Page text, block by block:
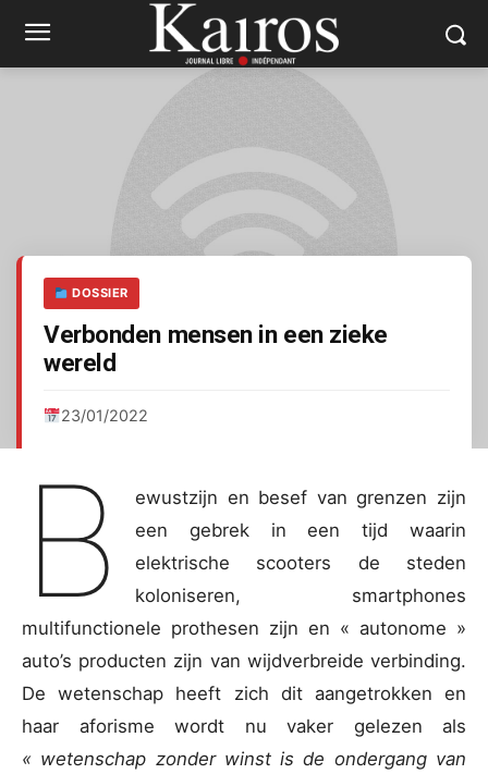
DOSSIER
Verbonden mensen in een zieke
wereld
23/01/2022
B
ewustzijn en besef van grenzen zijn
een gebrek in een tijd waarin
elektrische scooters de steden
koloniseren, smartphones
multifunctionele prothesen zijn en « autonome »
auto’s producten zijn van wijdverbreide verbinding.
De wetenschap heeft zich dit aangetrokken en
haar aforisme wordt nu vaker gelezen als
« wetenschap zonder winst is de ondergang van